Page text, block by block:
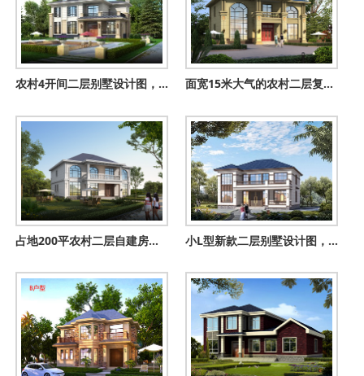
农村4开间二层别墅设计图，带堂屋带露台，进深9米 面宽15米大气的农村二层复式户型别墅设计图纸及外观图片
占地200平农村二层自建房设计方案户型，阳面卧室多 小L型新款二层别墅设计图，复式客厅旋转楼梯，14米乘13米